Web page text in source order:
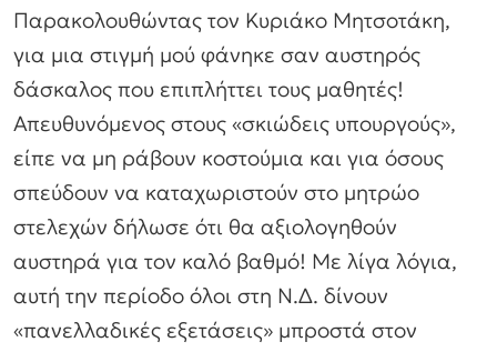
Παρακολουθώντας τον Κυριάκο Μητσοτάκη,
για μια στιγμή μού φάνηκε σαν αυστηρός
δάσκαλος που επιπλήττει τους μαθητές!
Απευθυνόμενος στους «σκιώδεις υπουργούς»,
είπε να μη ράβουν κοστούμια και για όσους
σπεύδουν να καταχωριστούν στο μητρώο
στελεχών δήλωσε ότι θα αξιολογηθούν
αυστηρά για τον καλό βαθμό! Με λίγα λόγια,
αυτή την περίοδο όλοι στη Ν.Δ. δίνουν
«πανελλαδικές εξετάσεις» μπροστά στον